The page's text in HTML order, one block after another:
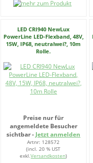
LED CRI940 NewLux
PowerLine LED-Flexband, 48V,
15W, IP68, neutralwei?, 10m
Rolle.
Preise nur für
angemeldete Besucher
sichtbar - Jetzt anmelden
Artnr: 128572
(incl. 20 % UST
exkl.Versandkosten)